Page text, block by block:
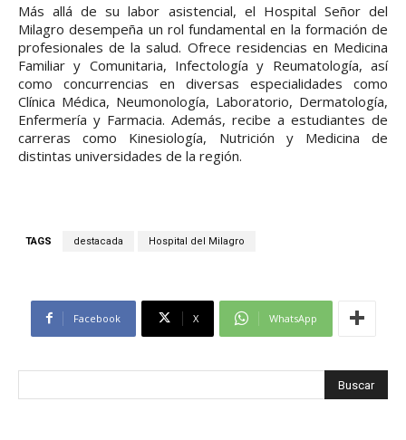
Más allá de su labor asistencial, el Hospital Señor del
Milagro desempeña un rol fundamental en la formación de
profesionales de la salud. Ofrece residencias en Medicina
Familiar y Comunitaria, Infectología y Reumatología, así
como concurrencias en diversas especialidades como
Clínica Médica, Neumonología, Laboratorio, Dermatología,
Enfermería y Farmacia. Además, recibe a estudiantes de
carreras como Kinesiología, Nutrición y Medicina de
distintas universidades de la región.
TAGS destacada Hospital del Milagro
Facebook X WhatsApp